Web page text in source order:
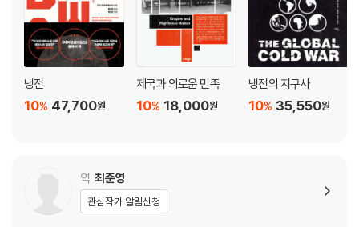
냉전
47,700원
10%
제국과 의로운 민족
18,000원
10%
냉전의 지구사
35,550원
10%
역 최준영
관심작가 알림신청